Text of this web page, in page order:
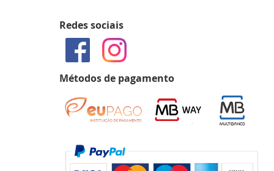
Redes sociais
Métodos de pagamento